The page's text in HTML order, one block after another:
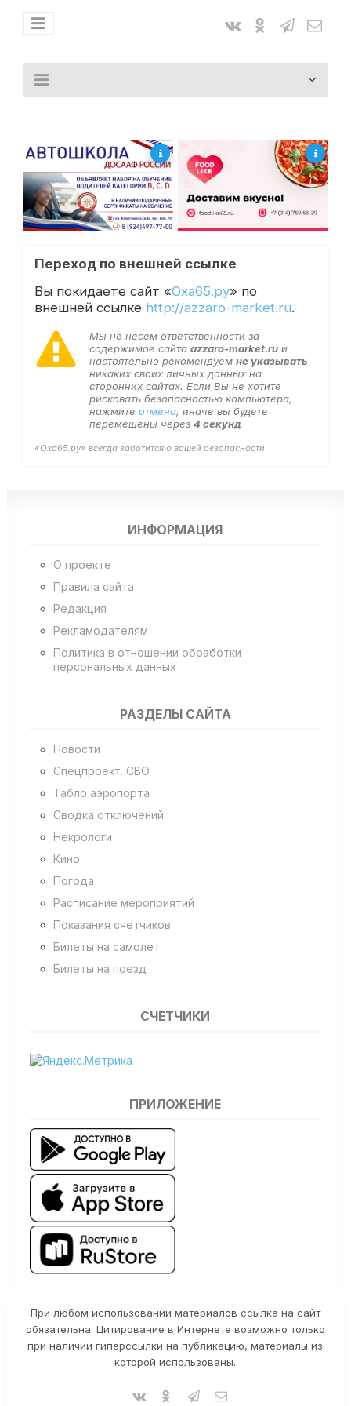
Переход по внешней ссылке
Вы покидаете сайт «Оха65.ру» по
внешней ссылке http://azzaro-market.ru.
Мы не несем ответственности за
содержимое сайта azzaro-market.ruи
настоятельно рекомендуем не указывать
никаких своих личных данных на
сторонних сайтах. Если Вы не хотите
рисковать безопасностью компьютера,
нажмите отмена, иначе вы будете
перемещены через 4 секунд
«Оха65.ру» всегда заботится о вашей безопасности.
ИНФОРМАЦИЯ
О проекте
Правила сайта
Редакция
Рекламодателям
Политика в отношении обработки
персональных данных
РАЗДЕЛЫ САЙТА
Новости
Спецпроект. СВО
Табло аэропорта
Сводка отключений
Некрологи
Кино
Погода
Расписание мероприятий
Показания счетчиков
Билеты на самолет
Билеты на поезд
СЧЕТЧИКИ
ПРИЛОЖЕНИЕ
При любом использовании материалов ссылка на сайт
обязательна. Цитирование в Интернете возможно только
при наличии гиперссылки на публикацию, материалы из
которой использованы.